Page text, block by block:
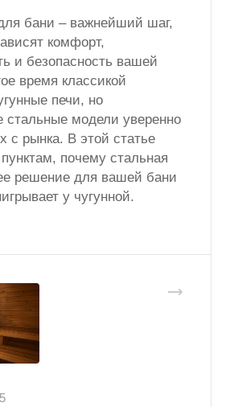
бани – важнейший шаг,
комфорт,
и безопасность вашей
время классикой
печи, но
стальные модели уверенно
с рынка. В этой статье
почему стальная
решение для вашей бани
у чугунной.